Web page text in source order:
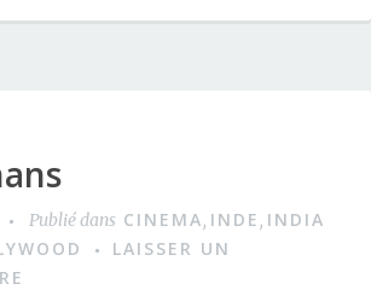
Publié dans CINEMA, INDE, INDIA
LAISSER UN